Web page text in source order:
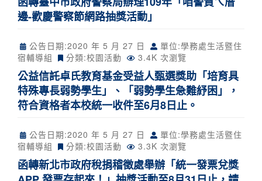
邊-歡慶警察節網路抽獎活動」
公告日期:2020 年 5 月 27 日
單位:學務處生活暨住
宿輔導組
分類:校園活動 3.4K 次瀏覽
公益信託卓氏教育基金受益人甄選獎助「培育具
特殊專長弱勢學生」、「弱勢學生急難紓困」，
符合資格者本校統一收件至6月8日止。
公告日期:2020 年 5 月 27 日
單位:學務處生活暨住
宿輔導組
分類:校園活動 3.3K 次瀏覽
函轉新北市政府稅捐稽徵處舉辦「統一發票兌獎